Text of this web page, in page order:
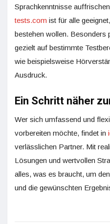
Sprachkenntnisse
tests.com ist für alle
bestehen wollen. Besonders
gezielt auf bestimmte
wie beispielsweise
Ausdruck.
Ein Schritt näher
Wer sich umfassend und
vorbereiten möchte, findet in
verlässlichen Partner. Mit
Lösungen und wertvollen
alles, was es braucht, um
und die gewünschten